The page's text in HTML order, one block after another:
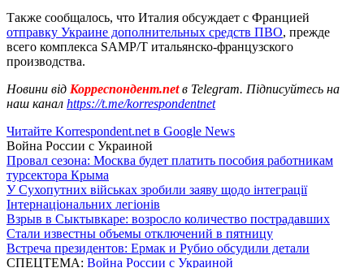
Также сообщалось, что Италия обсуждает с Францией
отправку Украине дополнительных средств ПВО, прежде
всего комплекса SAMP/T итальянско-французского
производства.
Новини від Корреспондент.netв Telegram. Підписуйтесь на
наш канал https://t.me/korrespondentnet
Читайте Korrespondent.net в Google News
Война России с Украиной
Провал сезона: Москва будет платить пособия работникам
турсектора Крыма
У Сухопутних військах зробили заяву щодо інтеграції
Інтернаціональних легіонів
Взрыв в Сыктывкаре: возросло количество пострадавших
Стали известны объемы отключений в пятницу
Встреча президентов: Ермак и Рубио обсудили детали
СПЕЦТЕМА: Война России с Украиной